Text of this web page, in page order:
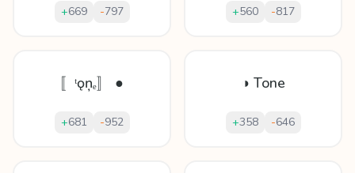
+669 -797 +560 -817
〚ᵗǫņₑ〛 ●
+681 -952
◑ Tone
+358 -646